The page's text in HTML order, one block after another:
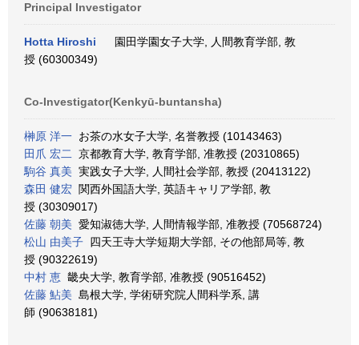
Principal Investigator
Hotta Hiroshi
園田学園女子大学, 人間教育学部, 教
授 (60300349)
Co-Investigator(Kenkyū-buntansha)
榊原 洋一 お茶の水女子大学, 名誉教授 (10143463)
田爪 宏二
京都教育大学, 教育学部, 准教授 (20310865)
駒谷 真美 実践女子大学, 人間社会学部, 教授 (20413122)
森田 健宏 関西外国語大学, 英語キャリア学部, 教
授 (30309017)
佐藤 朝美 愛知淑徳大学, 人間情報学部, 准教授 (70568724)
松山 由美子 四天王寺大学短期大学部, その他部局等, 教
授 (90322619)
中村 恵 畿央大学, 教育学部, 准教授 (90516452)
佐藤 鮎美 島根大学, 学術研究院人間科学系, 講
師 (90638181)